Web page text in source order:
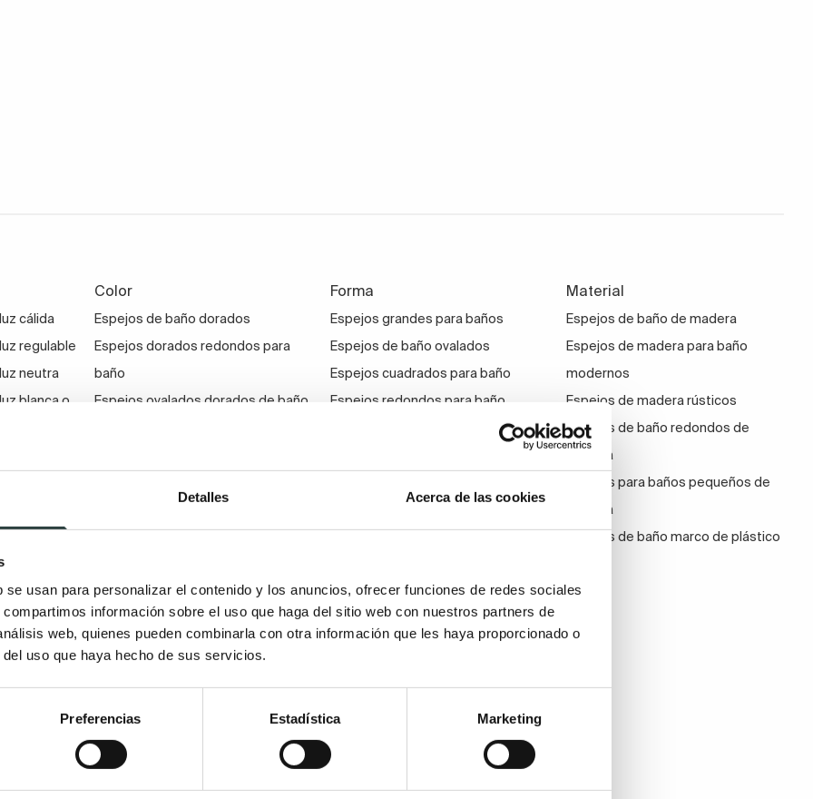
Detalles Acerca de las cookies
usan para personalizar el contenido y los anuncios, ofrecer funciones de redes sociales
información sobre el uso que haga del sitio web con nuestros partners de
web, quienes pueden combinarla con otra información que les haya proporcionado o
uso que haya hecho de sus servicios.
Preferencias Estadística Marketing
cálida
regulable
neutra
blanca o
Color
Espejos de baño dorados
Espejos dorados redondos para
baño
Espejos ovalados dorados de baño
Espejos ovalados negros de baño
Espejos para baño con marco
Espejos para baño color gris
Forma
Espejos grandes para baños
Espejos de baño ovalados
Espejos cuadrados para baño
Espejos redondos para baño
Espejos irregulares de baño
Material
Espejos de baño de madera
Espejos de madera para baño
modernos
Espejos de madera rústicos
Espejos de baño redondos de
madera
Espejos para baños pequeños de
madera
Espejos de baño marco de plástico